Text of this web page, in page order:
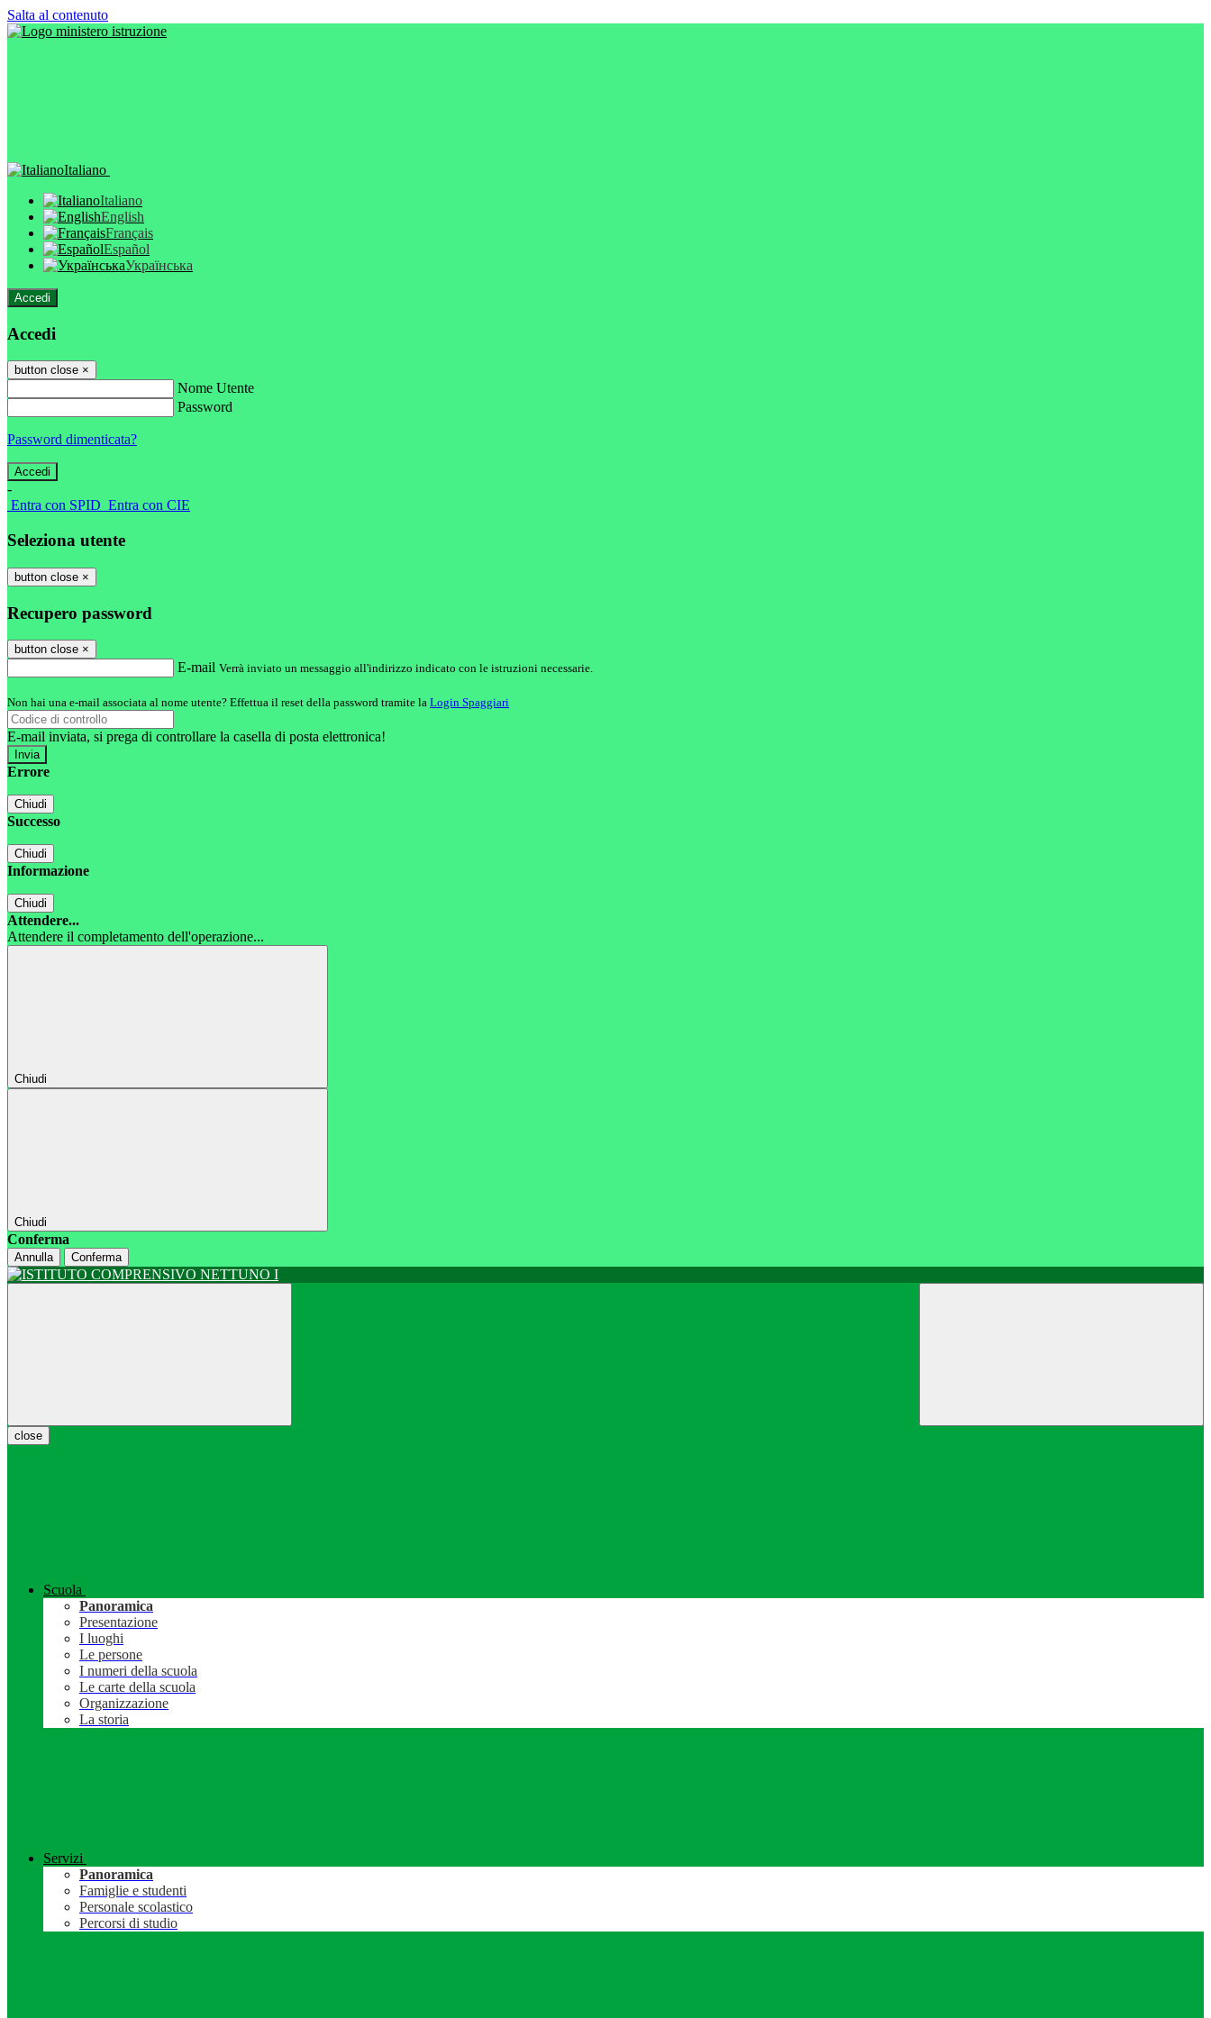
Salta al contenuto
Italiano
Italiano
English
Français
Español
Українська
Accedi
Accedi
button close ×
Nome Utente
Password
Password dimenticata?
-
Entra con SPID Entra con CIE
Seleziona utente
button close ×
Recupero password
button close ×
E-mail Verrà inviato un messaggio all'indirizzo indicato con le istruzioni necessarie.
Non hai una e-mail associata al nome utente? Effettua il reset della password tramite la Login Spaggiari
E-mail inviata, si prega di controllare la casella di posta elettronica!
Errore
Chiudi
Successo
Chiudi
Informazione
Chiudi
Attendere...
Attendere il completamento dell'operazione...
Chiudi
Chiudi
Conferma
Annulla Conferma
close
Scuola
Panoramica
Presentazione
I luoghi
Le persone
I numeri della scuola
Le carte della scuola
Organizzazione
La storia
Servizi
Panoramica
Famiglie e studenti
Personale scolastico
Percorsi di studio